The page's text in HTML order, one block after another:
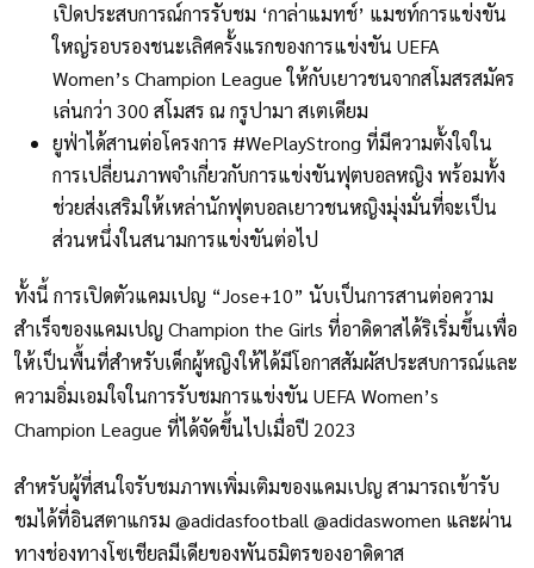
เปิดประสบการณ์การรับชม ‘กาล่าแมทช์’ แมชท์การแข่งขัน
ใหญ่รอบรองชนะเลิศครั้งแรกของการแข่งขัน UEFA
Women’s Champion League ให้กับเยาวชนจากสโมสรสมัคร
เล่นกว่า 300 สโมสร ณ กรูปามา สเตเดียม
ยูฟ่าได้สานต่อโครงการ #WePlayStrong ที่มีความตั้งใจใน
การเปลี่ยนภาพจำเกี่ยวกับการแข่งขันฟุตบอลหญิง พร้อมทั้ง
ช่วยส่งเสริมให้เหล่านักฟุตบอลเยาวชนหญิงมุ่งมั่นที่จะเป็น
ส่วนหนึ่งในสนามการแข่งขันต่อไป
ทั้งนี้ การเปิดตัวแคมเปญ “Jose+10” นับเป็นการสานต่อความ
สำเร็จของแคมเปญ Champion the Girls ที่อาดิดาสได้ริเริ่มขึ้นเพื่อ
ให้เป็นพื้นที่สำหรับเด็กผู้หญิงให้ได้มีโอกาสสัมผัสประสบการณ์และ
ความอิ่มเอมใจในการรับชมการแข่งขัน UEFA Women’s
Champion League ที่ได้จัดขึ้นไปเมื่อปี 2023
สำหรับผู้ที่สนใจรับชมภาพเพิ่มเติมของแคมเปญ สามารถเข้ารับ
ชมได้ที่อินสตาแกรม @adidasfootball @adidaswomen และผ่าน
ทางช่องทางโซเชียลมีเดียของพันธมิตรของอาดิดาส